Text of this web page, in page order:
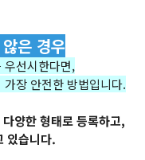
은 경우
우선시한다면,
장 안전한 방법입니다.
양한 형태로 등록하고,
있습니다.